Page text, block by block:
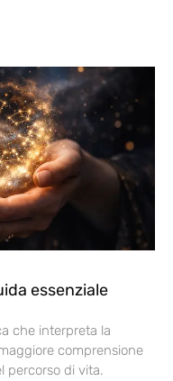
essenziale
che interpreta la
comprensione
percorso di vita.